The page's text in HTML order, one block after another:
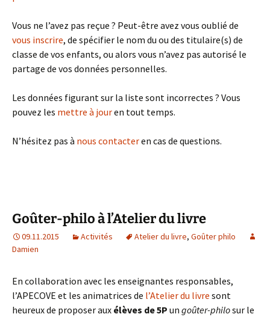
Vous ne l’avez pas reçue ? Peut-être avez vous oublié de
vous inscrire, de spécifier le nom du ou des titulaire(s) de
classe de vos enfants, ou alors vous n’avez pas autorisé le
partage de vos données personnelles.
Les données figurant sur la liste sont incorrectes ? Vous
pouvez les mettre à jouren tout temps.
N’hésitez pas à nous contacteren cas de questions.
Goûter-philo à l’Atelier du livre
09.11.2015 Activités Atelier du livre, Goûter philo
Damien
En collaboration avec les enseignantes responsables,
l’APECOVE et les animatrices de l’Atelier du livre sont
heureux de proposer aux élèves de 5P un goûter-philosur le